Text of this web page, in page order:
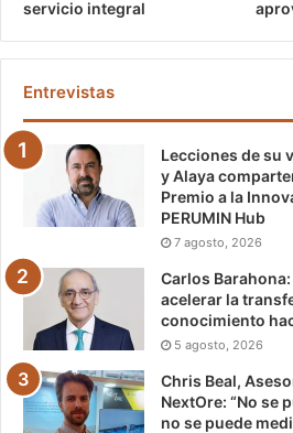
servicio integral
Entrevistas
Lecciones de su
y Alaya
Premio a la
PERUMIN Hub
7 agosto, 2026
Carlos
acelerar la
conocimiento
5 agosto, 2026
Chris Beal,
NextOre: “No se
no se puede